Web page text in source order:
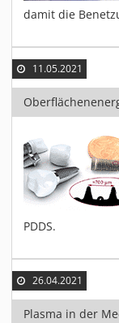
damit die
11.05.2021
PDDS.
26.04.2021
Plasma in der